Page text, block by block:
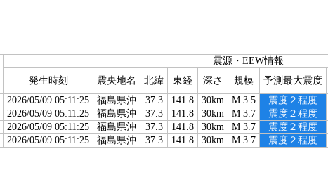
震源・EEW情報
発生時刻
震央地名 北緯 東経 深さ 規模 予測最大震度
2026/05/09 05:11:25 福島県沖 37.3 141.8 30km M 3.5 震度２程度
2026/05/09 05:11:25 福島県沖 37.3 141.8 30km M 3.7 震度２程度
2026/05/09 05:11:25 福島県沖 37.3 141.8 30km M 3.7 震度２程度
2026/05/09 05:11:25 福島県沖 37.3 141.8 30km M 3.7 震度２程度